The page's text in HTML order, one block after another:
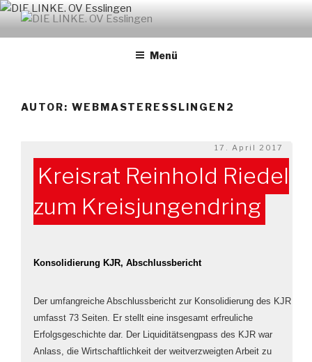
Zum
Inhalt
springenDIE LINKE. OV ESSLINGEN
Menü
AUTOR: WEBMASTERESSLINGEN2
Veröffentlicht
am
17. April 2017
Kreisrat Reinhold Riedel
zum Kreisjungendring
Konsolidierung KJR, Abschlussbericht
Der umfangreiche Abschlussbericht zur Konsolidierung des KJR
umfasst 73 Seiten. Er stellt eine insgesamt erfreuliche
Erfolgsgeschichte dar. Der Liquiditätsengpass des KJR war
Anlass, die Wirtschaftlichkeit der weitverzweigten Arbeit zu